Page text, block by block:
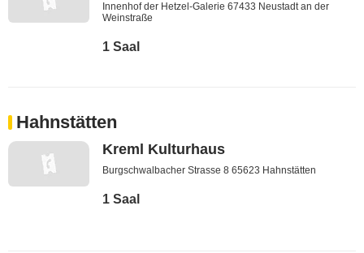
Innenhof der Hetzel-Galerie 67433 Neustadt an der
Weinstraße
1 Saal
Hahnstätten
Kreml Kulturhaus
Burgschwalbacher Strasse 8 65623 Hahnstätten
1 Saal